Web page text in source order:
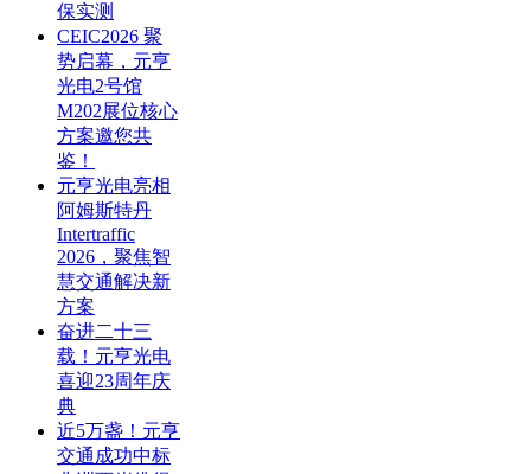
保实测
CEIC2026 聚
势启幕，元亨
光电2号馆
M202展位核心
方案邀您共
鉴！
元亨光电亮相
阿姆斯特丹
Intertraffic
2026，聚焦智
慧交通解决新
方案
奋进二十三
载！元亨光电
喜迎23周年庆
典
近5万盏！元亨
交通成功中标